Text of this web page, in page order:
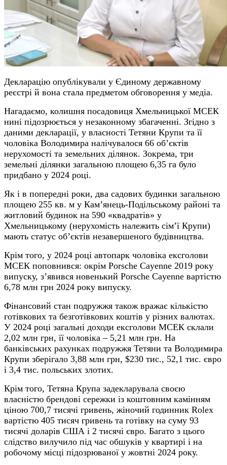
Декларацію опублікували у Єдиному державному
реєстрі й вона стала предметом обговорення у медіа.
Нагадаємо, колишня посадовиця Хмельницької МСЕК
нині підозрюється у незаконному збагаченні. Згідно з
даними декларації, у власності Тетяни Крупи та її
чоловіка Володимира налічувалося 66 об’єктів
нерухомості та земельних ділянок. Зокрема, три
земельні ділянки загальною площею 6,35 га було
придбано у 2024 році.
Як і в попередні роки, два садових будинки загальною
площею 255 кв. м у Кам’янець-Подільському районі та
житловий будинок на 590 «квадратів» у
Хмельницькому (нерухомість належить сім’ї Крупи)
мають статус об’єктів незавершеного будівництва.
Крім того, у 2024 році автопарк чоловіка ексголови
МСЕК поповнився: окрім Porsche Cayenne 2019 року
випуску, з’явився новенький Porsche Cayenne вартістю
6,78 млн грн 2024 року випуску.
Фінансовий стан подружжя також вражає кількістю
готівкових та безготівкових коштів у різних валютах.
У 2024 році загальні доходи ексголови МСЕК склали
2,02 млн грн, її чоловіка – 5,21 млн грн. На
банківських рахунках подружжя Тетяни та Володимира
Крупи зберігало 3,88 млн грн, $230 тис., 52,1 тис. євро
і 3,4 тис. польських злотих.
Крім того, Тетяна Крупа задекларувала своєю
власністю брендові сережки із коштовним камінням
ціною 700,7 тисячі гривень, жіночий годинник Rolex
вартістю 405 тисяч гривень та готівку на суму 93
тисячі доларів США і 2 тисячі євро. Багато з цього
слідство вилучило під час обшуків у квартирі і на
робочому місці підозрюваної у жовтні 2024 року.